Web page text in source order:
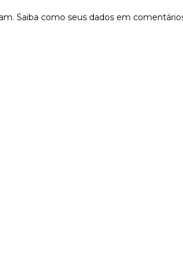
Saiba como seus dados em